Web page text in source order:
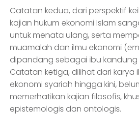
Catatan kedua, dari perspektif
kajian hukum ekonomi Islam
untuk menata ulang, serta
muamalah dan ilmu ekonomi
dipandang sebagai ibu kandung
Catatan ketiga, dilihat dari karya
ekonomi syariah hingga kini,
memerhatikan kajian filosofis,
epistemologis dan ontologis.